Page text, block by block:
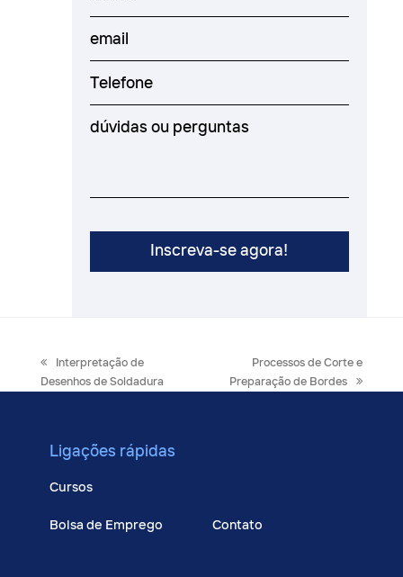
previous
post:
Interpretação de
Desenhos de Soldadura
next
post:
Processos de Corte e
Preparação de Bordes
Ligações rápidas
Cursos
Bolsa de Emprego Contato